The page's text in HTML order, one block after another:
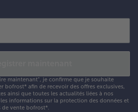
maintenant", je confirme que je souhaite
bofrost* afin de recevoir des offres exclusives,
ainsi que toutes les actualités liées à nos
informations sur la protection des données et
de vente bofrost*.